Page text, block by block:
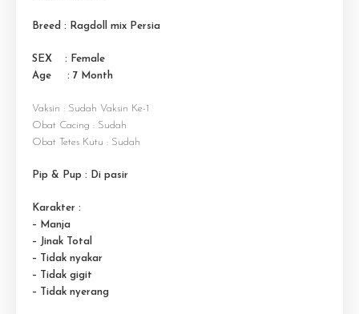
Breed : Ragdoll mix Persia
SEX : Female
Age : 7 Month
Vaksin : Sudah Vaksin Ke-1
Obat Cacing : Sudah
Obat Tetes Kutu : Sudah
Pip & Pup : Di pasir
Karakter :
– Manja
– Jinak Total
– Tidak nyakar
– Tidak gigit
– Tidak nyerang